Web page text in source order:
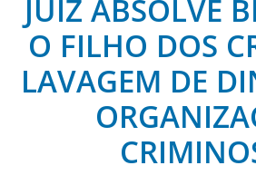
JUIZ ABSOLVE
O FILHO DOS
LAVAGEM DE